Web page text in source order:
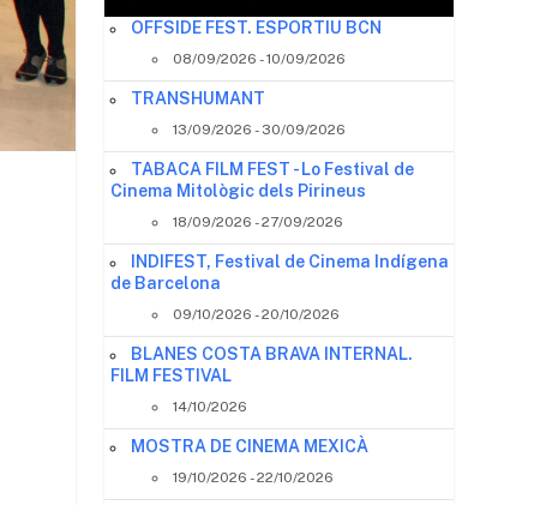
OFFSIDE FEST. ESPORTIU BCN
08/09/2026 - 10/09/2026
TRANSHUMANT
13/09/2026 - 30/09/2026
TABACA FILM FEST - Lo Festival de
Cinema Mitològic dels Pirineus
18/09/2026 - 27/09/2026
INDIFEST, Festival de Cinema Indígena
de Barcelona
09/10/2026 - 20/10/2026
BLANES COSTA BRAVA INTERNAL.
FILM FESTIVAL
14/10/2026
MOSTRA DE CINEMA MEXICÀ
19/10/2026 - 22/10/2026